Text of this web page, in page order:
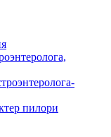
пилори